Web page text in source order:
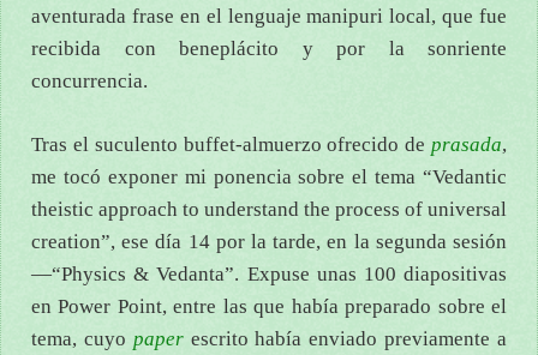
aventurada frase en el lenguaje manipuri local, que fue
recibida con beneplácito y por la sonriente
concurrencia.
Tras el suculento buffet-almuerzo ofrecido de prasada,
me tocó exponer mi ponencia sobre el tema “Vedantic
theistic approach to understand the process of universal
creation”, ese día 14 por la tarde, en la segunda sesión
—“Physics & Vedanta”. Expuse unas 100 diapositivas
en Power Point, entre las que había preparado sobre el
tema, cuyo paperescrito había enviado previamente a